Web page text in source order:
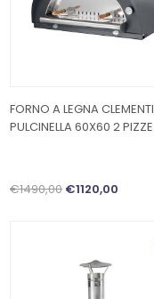
FORNO A LEGNA CLEMENTI
PULCINELLA 60X60 2 PIZZE
€1490,00 €1120,00